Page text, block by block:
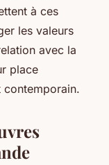
à ces
les valeurs
avec la
place
contemporain.